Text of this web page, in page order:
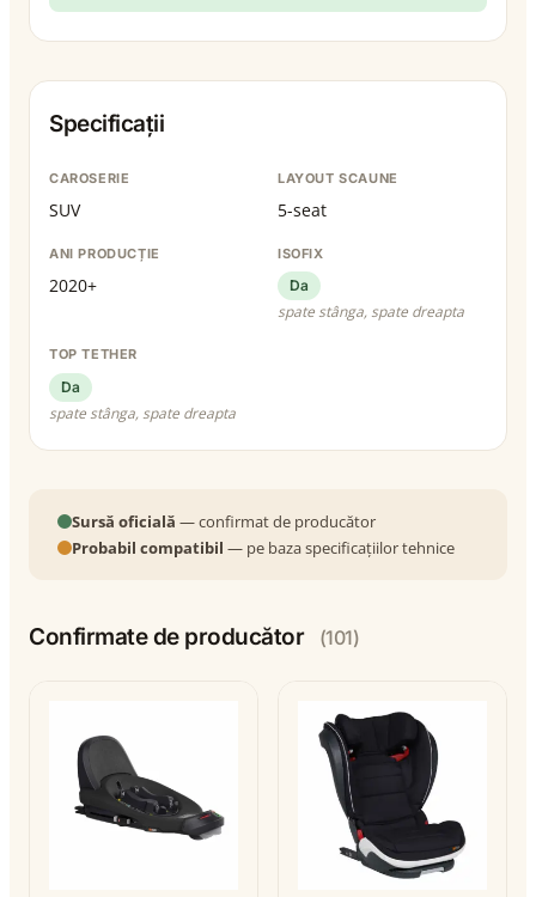
Specificații
CAROSERIE
SUV
LAYOUT SCAUNE
5-seat
ANI PRODUCȚIE
2020+
ISOFIX
Da
spate stânga, spate dreapta
TOP TETHER
Da
spate stânga, spate dreapta
Sursă oficială — confirmat de producător
Probabil compatibil — pe baza specificațiilor tehnice
Confirmate de producător (101)